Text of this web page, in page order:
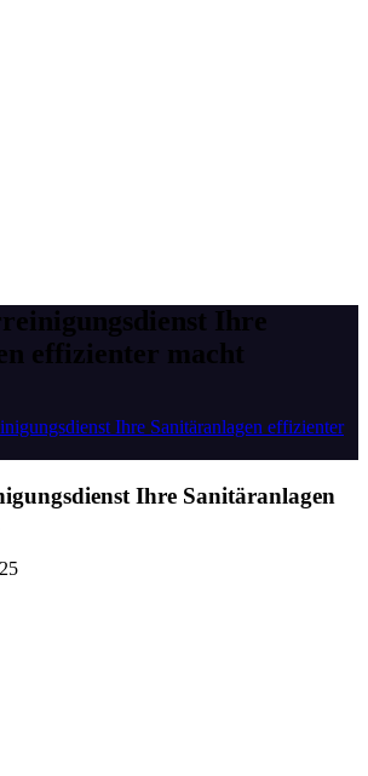
Ihre
effizienter macht
Ihre Sanitäranlagen effizienter
Ihre Sanitäranlagen